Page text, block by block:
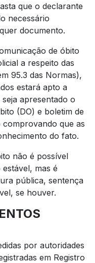
que o declarante
necessário
documento.
de óbito
a respeito das
95.3 das Normas),
estará apto a
apresentado o
(DO) e boletim de
que as
do fato.
não é possível
mas é
pública, sentença
se houver.
por autoridades
em Registro